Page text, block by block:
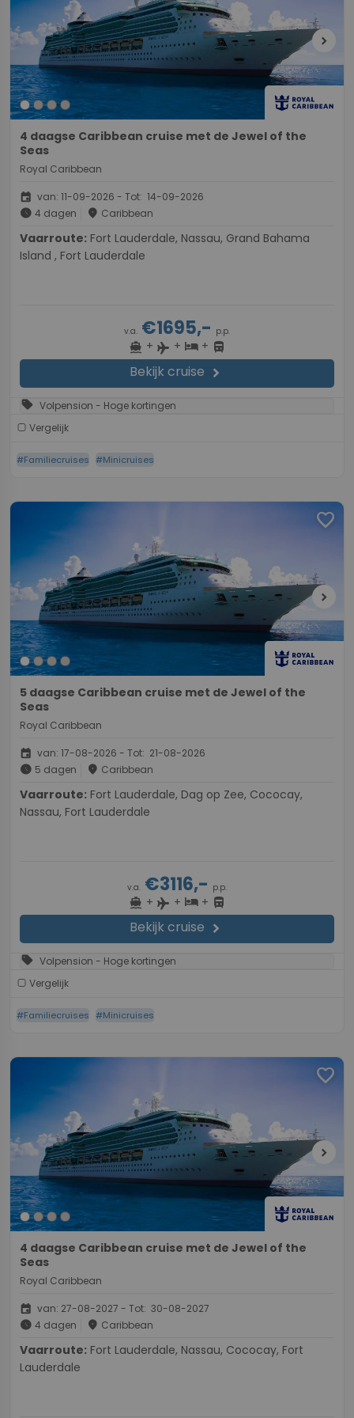
chevron_right
4 daagse Caribbean cruise met de Jewel of the
Seas
Royal Caribbean
event van: 11-09-2026 - Tot: 14-09-2026
schedule 4 dagen place Caribbean
Vaarroute:
Island , Fort Lauderdale
v.a. €1695,- p.p.
directions_boat + flight + hotel+ directions_bus
Bekijk cruise chevron_right
sell Volpension - Hoge kortingen
Vergelijk
#Familiecruises #Minicruises
favorite
chevron_right
5 daagse Caribbean cruise met de Jewel of the
Seas
Royal Caribbean
event van: 17-08-2026 - Tot: 21-08-2026
schedule 5 dagen place Caribbean
Vaarroute:
Nassau, Fort Lauderdale
v.a. €3116,- p.p.
directions_boat + flight + hotel+ directions_bus
Bekijk cruise chevron_right
sell Volpension - Hoge kortingen
Vergelijk
#Familiecruises #Minicruises
favorite
chevron_right
4 daagse Caribbean cruise met de Jewel of the
Seas
Royal Caribbean
event van: 27-08-2027 - Tot: 30-08-2027
schedule 4 dagen place Caribbean
Vaarroute:
Lauderdale